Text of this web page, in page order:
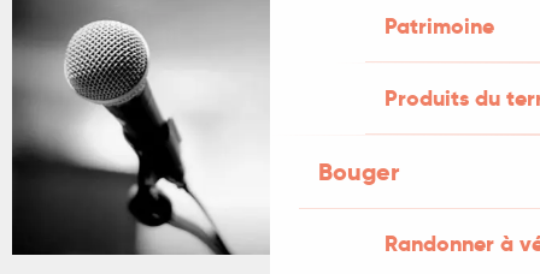
Patrimoine
Produits du
Bouger
Randonner à